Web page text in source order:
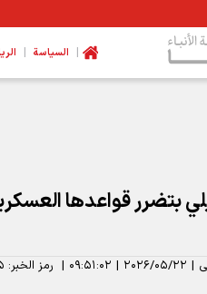
| السیاسة |
بتضرر قواعدها
| ۲۰۲۶/۰۵/۲۲ | ۰۹:۵۱:۰۲ | رمز الخبر: